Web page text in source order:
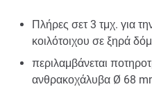
Πλήρες σετ 3 τμχ. για
κοιλότοιχου σε ξηρά
περιλαμβάνεται
ανθρακοχάλυβα Ø 68